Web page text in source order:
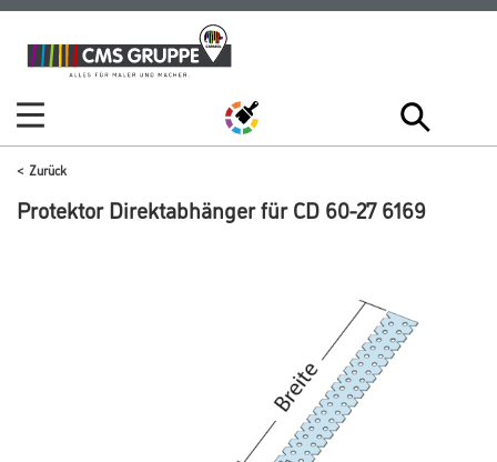
Zum
Inhalt
Zum
Navigationsmenü
Zurück
Protektor Direktabhänger für CD 60-27 6169